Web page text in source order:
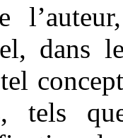
dans
tels